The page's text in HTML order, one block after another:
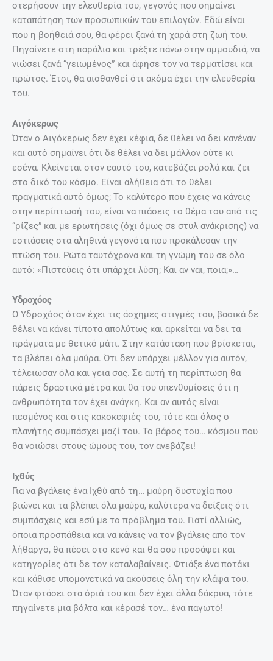
στερήσουν την ελευθερία του, γεγονός που σημαίνει
καταπάτηση των προσωπικών του επιλογών. Εδώ είναι
που η βοήθειά σου, θα φέρει ξανά τη χαρά στη ζωή του.
Πηγαίνετε στη παράλια και τρέξτε πάνω στην αμμουδιά, να
νιώσει ξανά “γειωμένος” και άφησε τον να τερματίσει και
πρώτος. Έτσι, θα αισθανθεί ότι ακόμα έχει την ελευθερία
του.
Αιγόκερως
Όταν ο Αιγόκερως δεν έχει κέφια, δε θέλει να δει κανέναν
και αυτό σημαίνει ότι δε θέλει να δει μάλλον ούτε κι
εσένα. Κλείνεται στον εαυτό του, κατεβάζει ρολά και ζει
στο δικό του κόσμο. Είναι αλήθεια ότι το θέλει
πραγματικά αυτό όμως; Το καλύτερο που έχεις να κάνεις
στην περίπτωσή του, είναι να πιάσεις το θέμα του από τις
“ρίζες” και με ερωτήσεις (όχι όμως σε στυλ ανάκρισης) να
εστιάσεις στα αληθινά γεγονότα που προκάλεσαν την
πτώση του. Ρώτα ταυτόχρονα και τη γνώμη του σε όλο
αυτό: «Πιστεύεις ότι υπάρχει λύση; Και αν ναι, ποια;»…
Υδροχόος
Ο Υδροχόος όταν έχει τις άσχημες στιγμές του, βασικά δε
θέλει να κάνει τίποτα απολύτως και αρκείται να δει τα
πράγματα με θετικό μάτι. Στην κατάσταση που βρίσκεται,
τα βλέπει όλα μαύρα. Ότι δεν υπάρχει μέλλον για αυτόν,
τέλειωσαν όλα και γεια σας. Σε αυτή τη περίπτωση θα
πάρεις δραστικά μέτρα και θα του υπενθυμίσεις ότι η
ανθρωπότητα τον έχει ανάγκη. Και αν αυτός είναι
πεσμένος και στις κακοκεφιές του, τότε και όλος ο
πλανήτης συμπάσχει μαζί του. Το βάρος του… κόσμου που
θα νοιώσει στους ώμους του, τον ανεβάζει!
Ιχθύς
Για να βγάλεις ένα Ιχθύ από τη… μαύρη δυστυχία που
βιώνει και τα βλέπει όλα μαύρα, καλύτερα να δείξεις ότι
συμπάσχεις και εσύ με το πρόβλημα του. Γιατί αλλιώς,
όποια προσπάθεια και να κάνεις να τον βγάλεις από τον
λήθαργο, θα πέσει στο κενό και θα σου προσάψει και
κατηγορίες ότι δε τον καταλαβαίνεις. Φτιάξε ένα ποτάκι
και κάθισε υπομονετικά να ακούσεις όλη την κλάψα του.
Όταν φτάσει στα όριά του και δεν έχει άλλα δάκρυα, τότε
πηγαίνετε μια βόλτα και κέρασέ τον… ένα παγωτό!